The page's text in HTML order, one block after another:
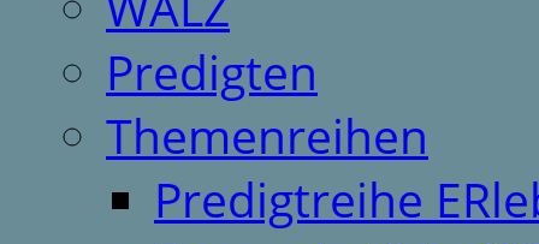
Predigten
Themenreihen
Predigtreihe